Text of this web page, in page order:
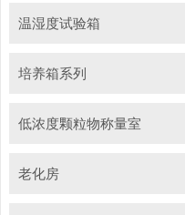
温湿度试验箱
培养箱系列
低浓度颗粒物称量室
老化房